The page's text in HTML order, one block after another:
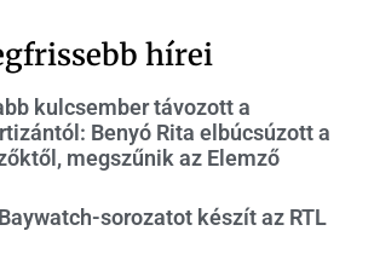
hírei
kulcsember távozott a
Benyó Rita elbúcsúzott a
megszűnik az Elemző
sorozatot készít az RTL